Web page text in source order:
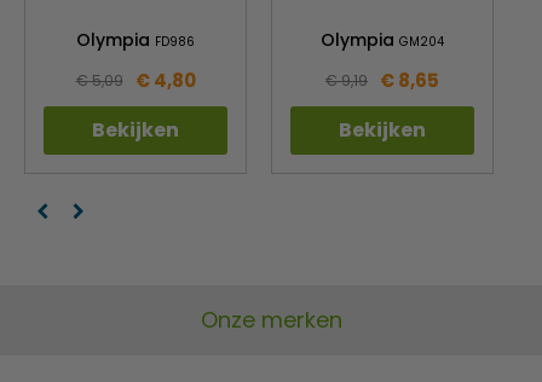
Olympia FD986
€ 5,09 € 4,80
Bekijken
Olympia GM204
€ 9,19 € 8,65
Bekijken
Onze merken